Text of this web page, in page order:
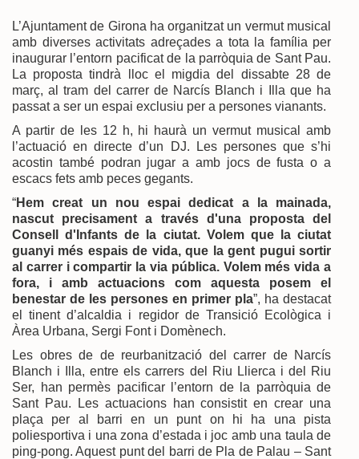
L’Ajuntament de Girona ha organitzat un vermut musical
amb diverses activitats adreçades a tota la família per
inaugurar l’entorn pacificat de la parròquia de Sant Pau.
La proposta tindrà lloc el migdia del dissabte 28 de
març, al tram del carrer de Narcís Blanch i Illa que ha
passat a ser un espai exclusiu per a persones vianants.
A partir de les 12 h, hi haurà un vermut musical amb
l’actuació en directe d’un DJ. Les persones que s’hi
acostin també podran jugar a amb jocs de fusta o a
escacs fets amb peces gegants.
“Hem creat un nou espai dedicat a la mainada,
nascut precisament a través d'una proposta del
Consell d'Infants de la ciutat. Volem que la ciutat
guanyi més espais de vida, que la gent pugui sortir
al carrer i compartir la via pública. Volem més vida a
fora, i amb actuacions com aquesta posem el
benestar de les persones en primer pla”, ha destacat
el tinent d’alcaldia i regidor de Transició Ecològica i
Àrea Urbana, Sergi Font i Domènech.
Les obres de de reurbanització del carrer de Narcís
Blanch i Illa, entre els carrers del Riu Llierca i del Riu
Ser, han permès pacificar l’entorn de la parròquia de
Sant Pau. Les actuacions han consistit en crear una
plaça per al barri en un punt on hi ha una pista
poliesportiva i una zona d’estada i joc amb una taula de
ping-pong. Aquest punt del barri de Pla de Palau – Sant